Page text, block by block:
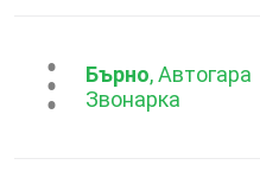
...Бърно, Автогара
Звонарка